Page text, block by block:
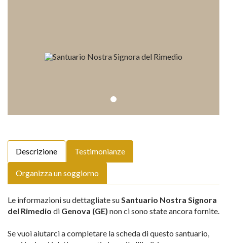
Descrizione Testimonianze
Organizza un soggiorno
Le informazioni su dettagliate suSantuario Nostra Signora
del Rimedio di Genova (GE) non ci sono state ancora fornite.
Se vuoi aiutarci a completare la scheda di questo santuario,